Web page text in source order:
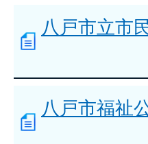
八戸市立市
八戸市福祉